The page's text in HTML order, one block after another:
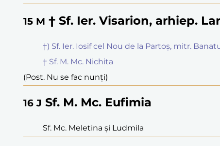
15 M † Sf. Ier. Visarion, arhiep.
†) Sf. Ier. Iosif cel Nou de la Partoș, mitr.
† Sf. M. Mc. Nichita
(Post. Nu se fac nunți)
16 J Sf. M. Mc. Eufimia
Sf. Mc. Meletina și Ludmila